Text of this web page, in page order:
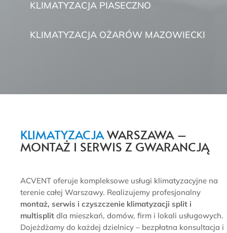
KLIMATYZACJA PIASECZNO
KLIMATYZACJA OŻARÓW MAZOWIECKI
KLIMATYZACJAWARSZAWA –
MONTAŻ I SERWIS Z GWARANCJĄ
ACVENT oferuje kompleksowe usługi klimatyzacyjne na
terenie całej Warszawy. Realizujemy profesjonalny
montaż, serwis i czyszczenie klimatyzacji split i
multisplit dla mieszkań, domów, firm i lokali usługowych.
Dojeżdżamy do każdej dzielnicy – bezpłatna konsultacja i